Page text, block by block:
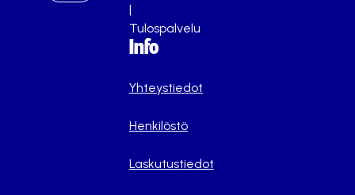
|
Tulospalvelu
Info
Yhteystiedot
Henkilöstö
Laskutustiedot